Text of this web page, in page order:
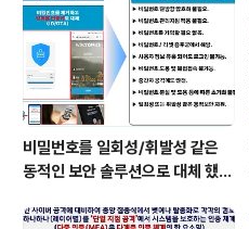
비밀번호를 일회성/휘발성 같은
동적인 보안 솔루션으로 대체 했을